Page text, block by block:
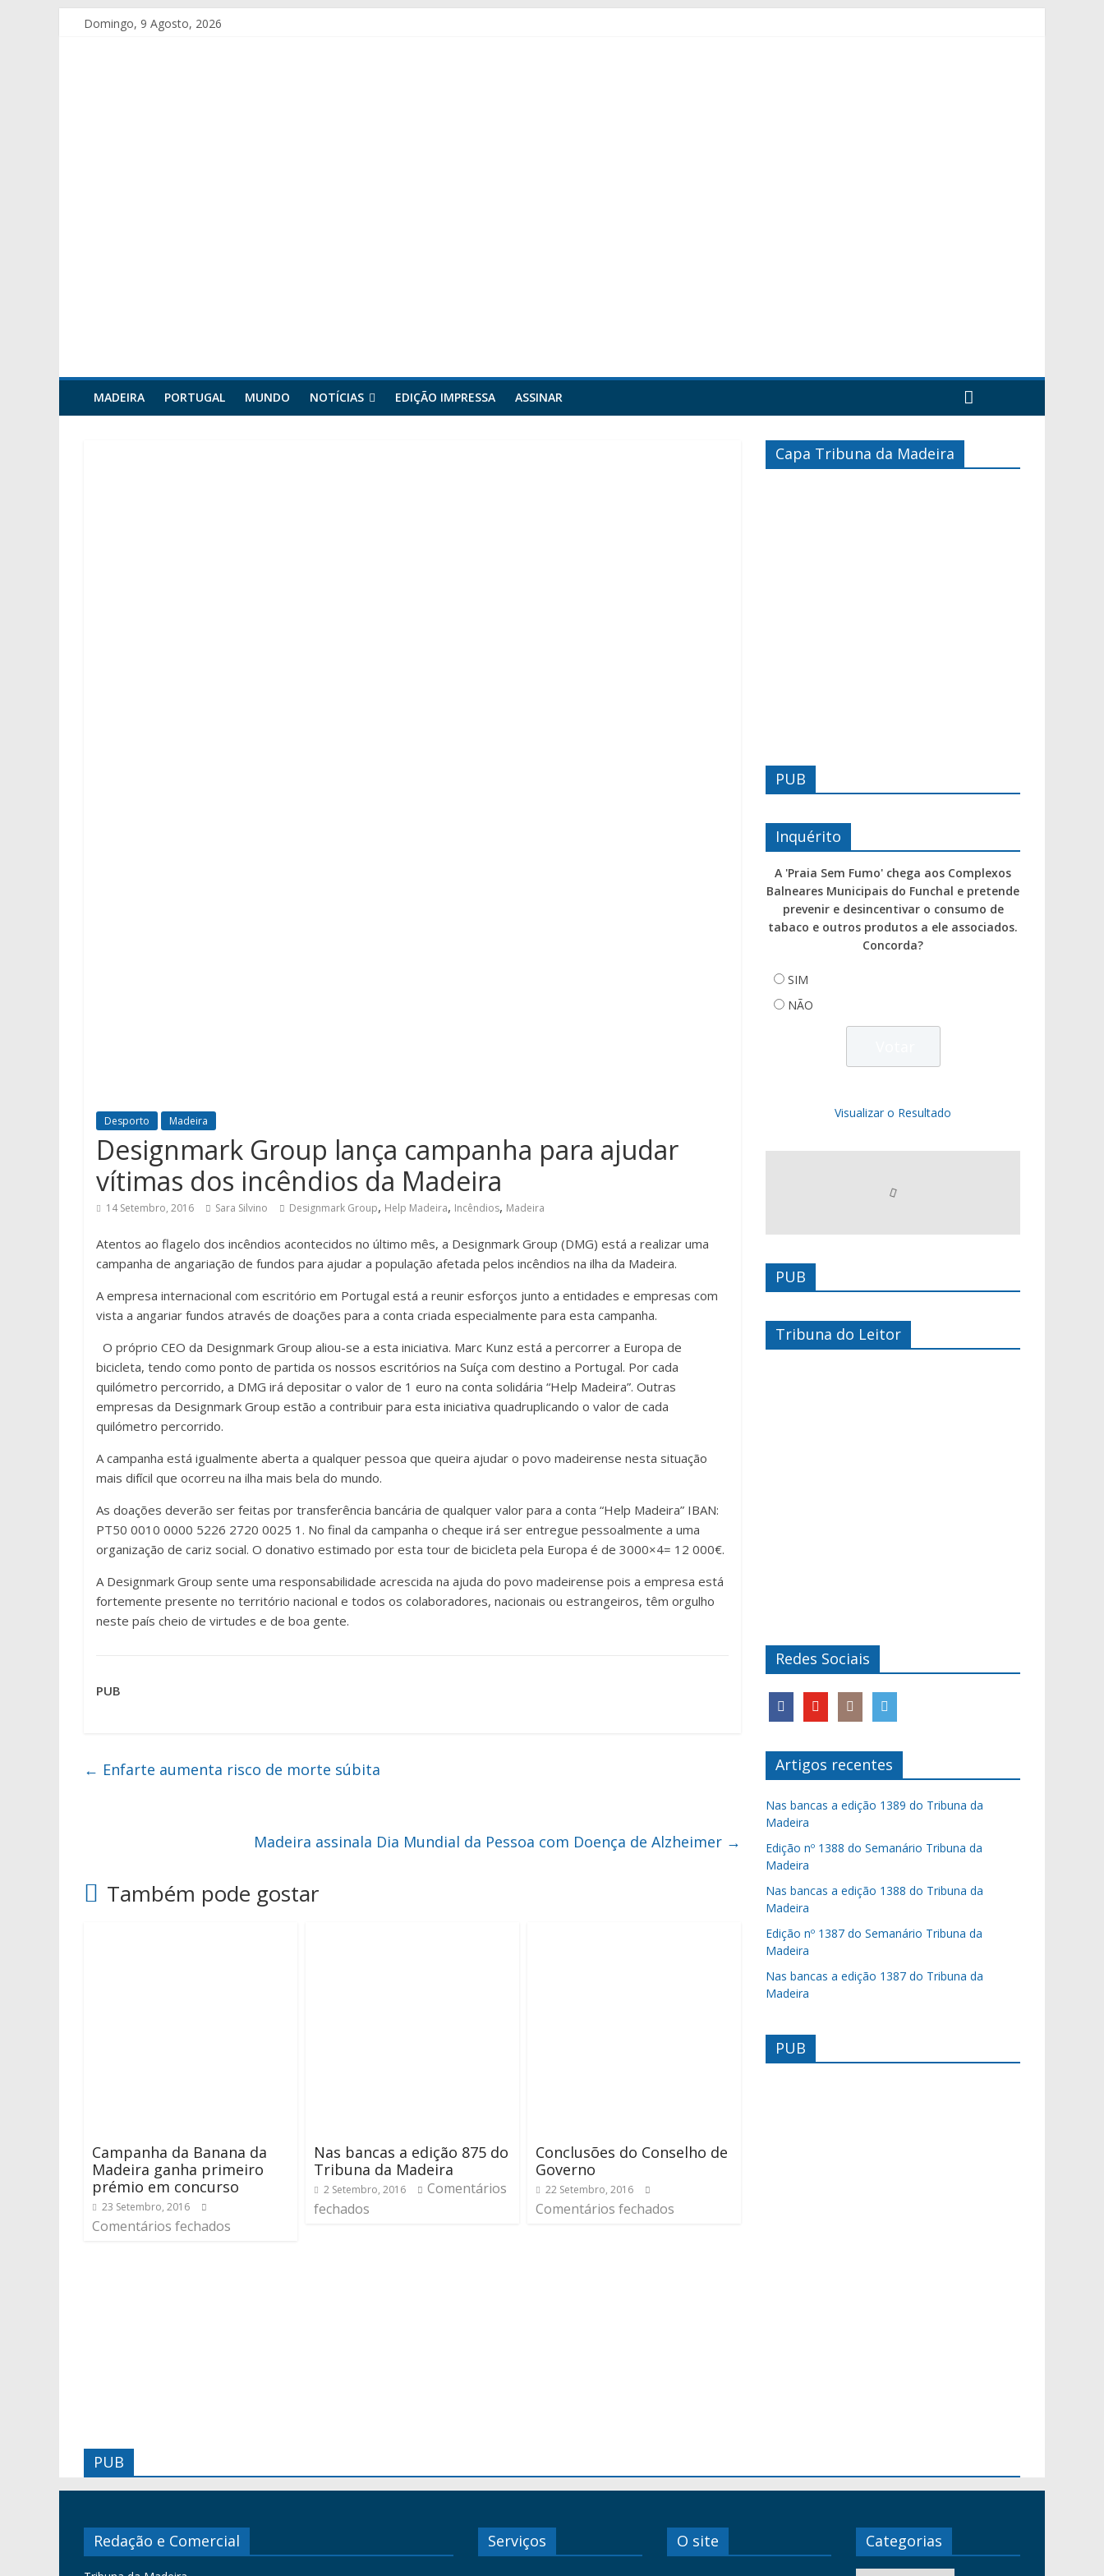
Domingo, 9 Agosto, 2026
MADEIRA PORTUGAL MUNDO NOTÍCIAS EDIÇÃO IMPRESSA ASSINAR
Desporto Madeira
Designmark Group lança campanha para ajudar
vítimas dos incêndios da Madeira
14 Setembro, 2016 Sara Silvino Designmark Group, Help Madeira, Incêndios, Madeira
Atentos ao flagelo dos incêndios acontecidos no último mês, a Designmark Group (DMG) está a realizar uma
campanha de angariação de fundos para ajudar a população afetada pelos incêndios na ilha da Madeira.
A empresa internacional com escritório em Portugal está a reunir esforços junto a entidades e empresas com
vista a angariar fundos através de doações para a conta criada especialmente para esta campanha.
O próprio CEO da Designmark Group aliou-se a esta iniciativa. Marc Kunz está a percorrer a Europa de
bicicleta, tendo como ponto de partida os nossos escritórios na Suíça com destino a Portugal. Por cada
quilómetro percorrido, a DMG irá depositar o valor de 1 euro na conta solidária “Help Madeira”. Outras
empresas da Designmark Group estão a contribuir para esta iniciativa quadruplicando o valor de cada
quilómetro percorrido.
A campanha está igualmente aberta a qualquer pessoa que queira ajudar o povo madeirense nesta situação
mais difícil que ocorreu na ilha mais bela do mundo.
As doações deverão ser feitas por transferência bancária de qualquer valor para a conta “Help Madeira” IBAN:
PT50 0010 0000 5226 2720 0025 1. No final da campanha o cheque irá ser entregue pessoalmente a uma
organização de cariz social. O donativo estimado por esta tour de bicicleta pela Europa é de 3000×4= 12 000€.
A Designmark Group sente uma responsabilidade acrescida na ajuda do povo madeirense pois a empresa está
fortemente presente no território nacional e todos os colaboradores, nacionais ou estrangeiros, têm orgulho
neste país cheio de virtudes e de boa gente.
PUB
← Enfarte aumenta risco de morte súbita
Madeira assinala Dia Mundial da Pessoa com Doença de Alzheimer →
Também pode gostar
Campanha da Banana da
Madeira ganha primeiro
prémio em concurso
23 Setembro, 2016
Comentários fechados
Nas bancas a edição 875 do
Tribuna da Madeira
2 Setembro, 2016
Comentários
fechados
Conclusões do Conselho de
Governo
22 Setembro, 2016
Comentários fechados
Capa Tribuna da Madeira
PUB
Inquérito
A 'Praia Sem Fumo' chega aos Complexos
Balneares Municipais do Funchal e pretende
prevenir e desincentivar o consumo de
tabaco e outros produtos a ele associados.
Concorda?
SIM
NÃO
Visualizar o Resultado
PUB
Tribuna do Leitor
Redes Sociais
Artigos recentes
Nas bancas a edição 1389 do Tribuna da
Madeira
Edição nº 1388 do Semanário Tribuna da
Madeira
Nas bancas a edição 1388 do Tribuna da
Madeira
Edição nº 1387 do Semanário Tribuna da
Madeira
Nas bancas a edição 1387 do Tribuna da
Madeira
PUB
PUB
Redação e Comercial Serviços O site Categorias